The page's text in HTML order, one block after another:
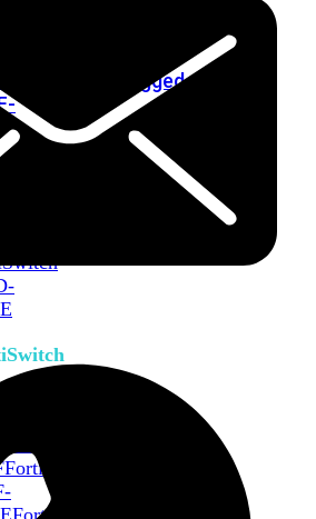
FortiSwitchRugged
FortiSwitch
FortiSwitch